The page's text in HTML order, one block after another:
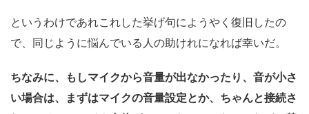
というわけであれこれした挙げ句にようやく復旧したの
で、同じように悩んでいる人の助けれになれば幸いだ。
ちなみに、もしマイクから音量が出なかったり、音が小さ
い場合は、まずはマイクの音量設定とか、ちゃんと接続さ